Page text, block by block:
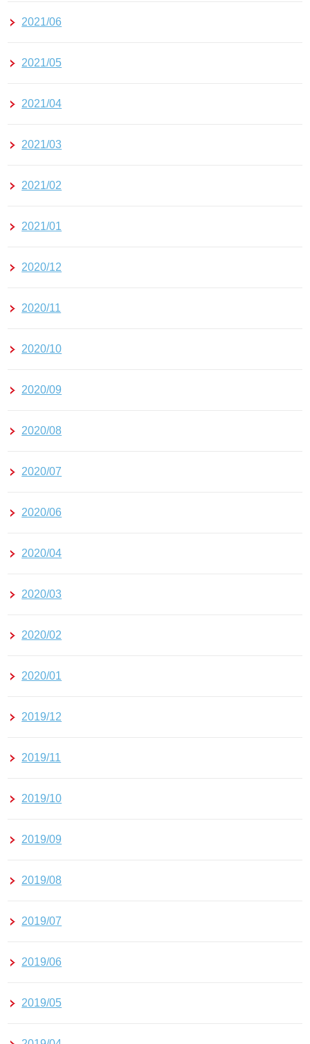
2021/06
2021/05
2021/04
2021/03
2021/02
2021/01
2020/12
2020/11
2020/10
2020/09
2020/08
2020/07
2020/06
2020/04
2020/03
2020/02
2020/01
2019/12
2019/11
2019/10
2019/09
2019/08
2019/07
2019/06
2019/05